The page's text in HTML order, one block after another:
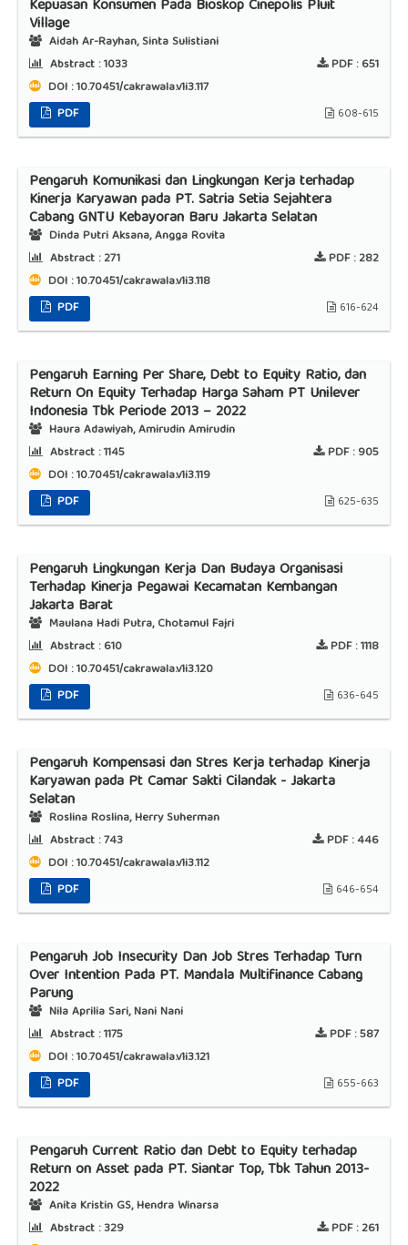
Kepuasan Konsumen Pada Bioskop Cinepolis Pluit
Village
Aidah Ar-Rayhan, Sinta Sulistiani
Abstract :1033 PDF :651
DOI : 10.70451/cakrawala.v1i3.117
PDF
608-615
Pengaruh Komunikasi dan Lingkungan Kerja terhadap
Kinerja Karyawan pada PT. Satria Setia Sejahtera
Cabang GNTU Kebayoran Baru Jakarta Selatan
Dinda Putri Aksana, Angga Rovita
Abstract :271 PDF :282
DOI : 10.70451/cakrawala.v1i3.118
PDF
616-624
Pengaruh Earning Per Share, Debt to Equity Ratio, dan
Return On Equity Terhadap Harga Saham PT Unilever
Indonesia Tbk Periode 2013 – 2022
Haura Adawiyah, Amirudin Amirudin
Abstract :1145 PDF :905
DOI : 10.70451/cakrawala.v1i3.119
PDF
625-635
Pengaruh Lingkungan Kerja Dan Budaya Organisasi
Terhadap Kinerja Pegawai Kecamatan Kembangan
Jakarta Barat
Maulana Hadi Putra, Chotamul Fajri
Abstract :610 PDF :1118
DOI : 10.70451/cakrawala.v1i3.120
PDF
636-645
Pengaruh Kompensasi dan Stres Kerja terhadap Kinerja
Karyawan pada Pt Camar Sakti Cilandak - Jakarta
Selatan
Roslina Roslina, Herry Suherman
Abstract :743 PDF :446
DOI : 10.70451/cakrawala.v1i3.112
PDF
646-654
Pengaruh Job Insecurity Dan Job Stres Terhadap Turn
Over Intention Pada PT. Mandala Multifinance Cabang
Parung
Nila Aprilia Sari, Nani Nani
Abstract :1175 PDF :587
DOI : 10.70451/cakrawala.v1i3.121
PDF
655-663
Pengaruh Current Ratio dan Debt to Equity terhadap
Return on Asset pada PT. Siantar Top, Tbk Tahun 2013-
2022
Anita Kristin GS, Hendra Winarsa
Abstract :329 PDF :261